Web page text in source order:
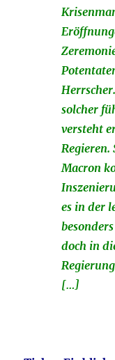
solcher
versteht
Macron
es in der
doch in
[…]